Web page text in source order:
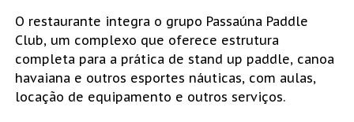
O restaurante integra o grupo Passaúna Paddle
Club, um complexo que oferece estrutura
completa para a prática de stand up paddle, canoa
havaiana e outros esportes náuticas, com aulas,
locação de equipamento e outros serviços.